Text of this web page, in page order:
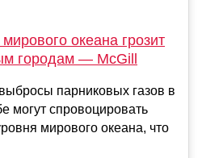
океана грозит
городам — McGill
парниковых газов в
могут спровоцировать
мирового океана, что